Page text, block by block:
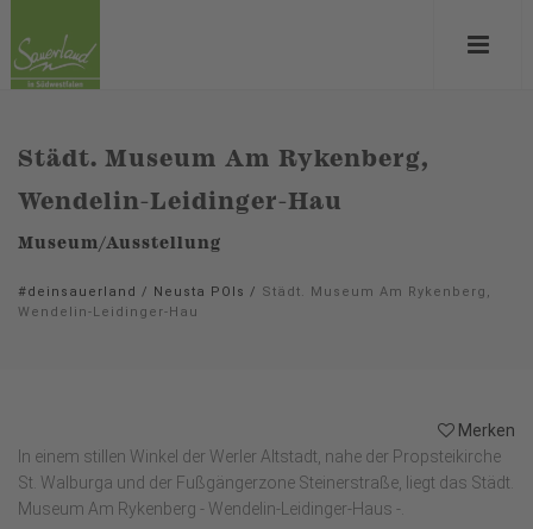
Städt. Museum Am Rykenberg,
Wendelin-Leidinger-Hau
Museum/Ausstellung
#deinsauerland / Neusta POIs / Städt. Museum Am Rykenberg,
Wendelin-Leidinger-Hau
Merken
In einem stillen Winkel der Werler Altstadt, nahe der Propsteikirche
St. Walburga und der Fußgängerzone Steinerstraße, liegt das Städt.
Museum Am Rykenberg - Wendelin-Leidinger-Haus -.